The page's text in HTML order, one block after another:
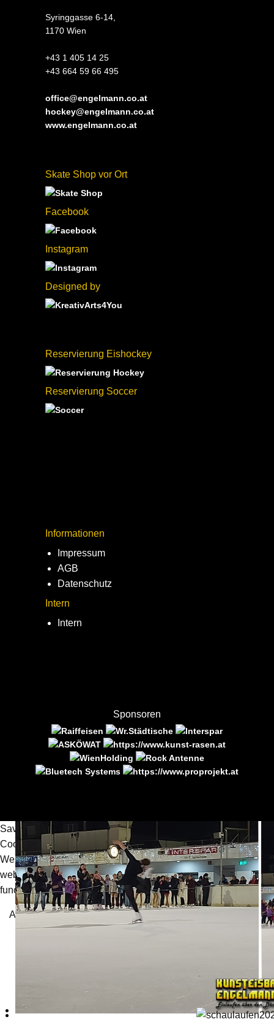
Syringgasse 6-14,
1170 Wien
+43 1 405 14 25
+43 664 59 66 495
office@engelmann.co.at
hockey@engelmann.co.at
www.engelmann.co.at
Skate Shop vor Ort
Facebook
Instagram
Designed by
Reservierung Eishockey
Reservierung Soccer
Informationen
Impressum
AGB
Datenschutz
Intern
Intern
Sponsoren
Save
Cookies user preferences
We use cookies to ensure you to get the best experience on our
website. If you decline the use of cookies, this website may not
function as expected.
Accept all Decline all
Funktionell
Funktionell